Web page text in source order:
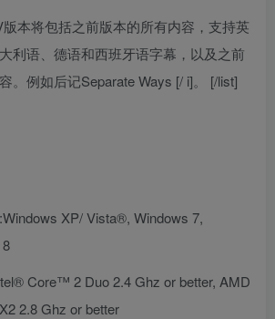
本将包括之前版本的所有内容，支持英
利语、德语和西班牙语字幕，以及之前
。例如后记Separate Ways [/ i]。 [/list]
XP/ Vista®, Windows 7,
Core™ 2 Duo 2.4 Ghz or better, AMD
2.8 Ghz or better